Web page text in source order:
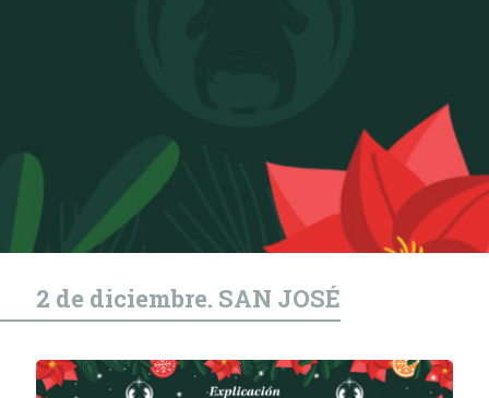
2 de diciembre. SAN JOSÉ